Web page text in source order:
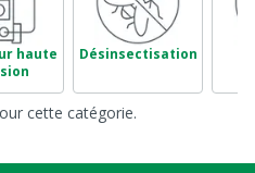
haute
Désinsectisation
cette catégorie.